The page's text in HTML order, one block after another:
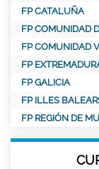
FP CATALUÑA
FP COMUNIDAD
FP COMUNIDAD
FP
FP GALICIA
FP ILLES
FP REGIÓN DE